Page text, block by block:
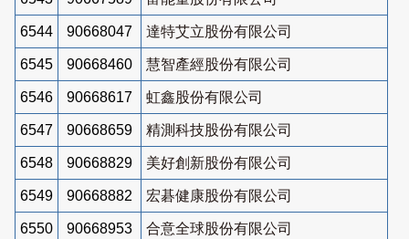
6544 90668047 達特艾立股份有限公司
6545 90668460 慧智產經股份有限公司
6546 90668617 虹鑫股份有限公司
6547 90668659 精測科技股份有限公司
6548 90668829 美好創新股份有限公司
6549 90668882 宏碁健康股份有限公司
6550 90668953
合意全球股份有限公司